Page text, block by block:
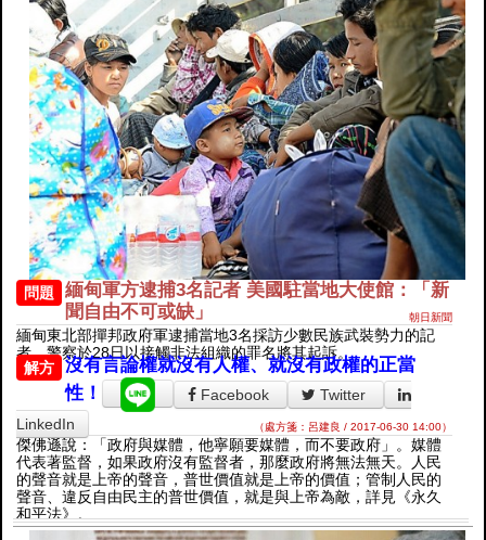
問題
緬甸軍方逮捕3名記者 美國駐當地大使館：「新
聞自由不可或缺」
朝日新聞
緬甸東北部撣邦政府軍逮捕當地3名採訪少數民族武裝勢力的記
者，警察於28日以接觸非法組織的罪名將其起訴。
解方
沒有言論權就沒有人權、就沒有政權的正當
性！
Facebook
Twitter
LinkedIn
（處方箋：呂建良 / 2017-06-30 14:00）
傑佛遜說：「政府與媒體，他寧願要媒體，而不要政府」。媒體
代表著監督，如果政府沒有監督者，那麼政府將無法無天。人民
的聲音就是上帝的聲音，普世價值就是上帝的價值；管制人民的
聲音、違反自由民主的普世價值，就是與上帝為敵，詳見《永久
和平法》。